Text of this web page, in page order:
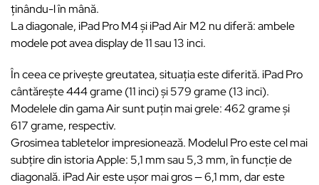
ținându-l în mână.
La diagonale, iPad Pro M4 și iPad Air M2 nu diferă: ambele
modele pot avea display de 11 sau 13 inci.
În ceea ce privește greutatea, situația este diferită. iPad Pro
cântărește 444 grame (11 inci) și 579 grame (13 inci).
Modelele din gama Air sunt puțin mai grele: 462 grame și
617 grame, respectiv.
Grosimea tabletelor impresionează. Modelul Pro este cel mai
subțire din istoria Apple: 5,1 mm sau 5,3 mm, în funcție de
diagonală. iPad Air este ușor mai gros — 6,1 mm, dar este